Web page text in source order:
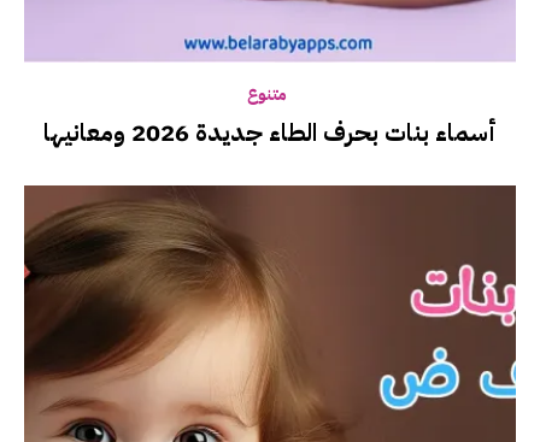
متنوع
أسماء بنات بحرف الطاء جديدة 2026 ومعانيها